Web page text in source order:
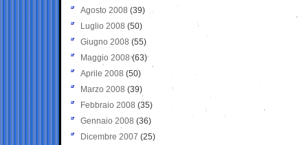
Agosto 2008 (39)
Luglio 2008 (50)
Giugno 2008 (55)
Maggio 2008(63)
Aprile 2008 (50)
Marzo 2008 (39)
Febbraio 2008 (35)
Gennaio 2008 (36)
Dicembre 2007 (25)